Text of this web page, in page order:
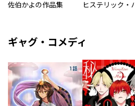
佐伯かよの作品集
ギャグ・コメディ